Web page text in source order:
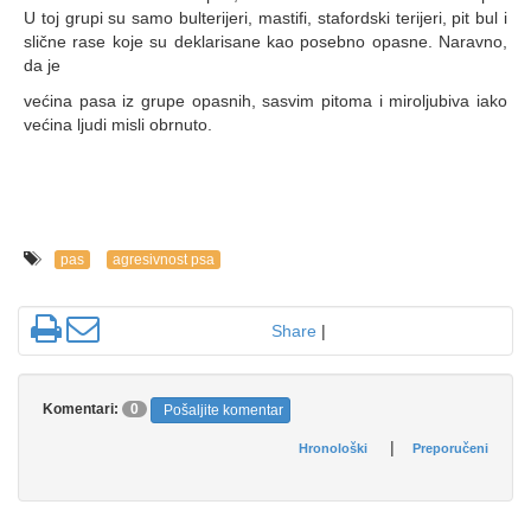
U toj grupi su samo bulterijeri, mastifi, stafordski terijeri, pit bul i
slične rase koje su deklarisane kao posebno opasne. Naravno,
da je
većina pasa iz grupe opasnih, sasvim pitoma i miroljubiva iako
većina ljudi misli obrnuto.
pas agresivnost psa
Share |
Komentari: 0 Pošaljite komentar
Preporučeni
Hronološki |